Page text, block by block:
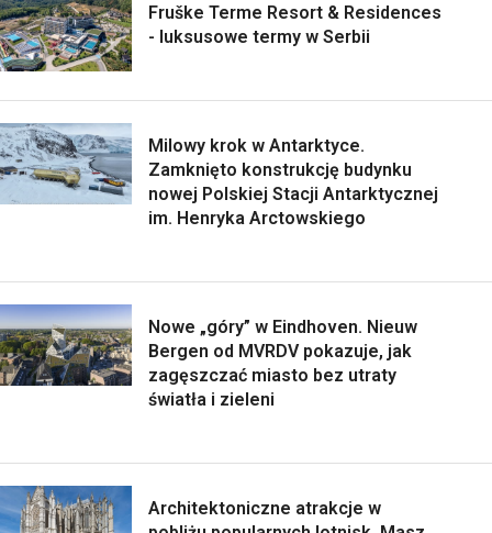
Fruške Terme Resort & Residences
- luksusowe termy w Serbii
Milowy krok w Antarktyce.
Zamknięto konstrukcję budynku
nowej Polskiej Stacji Antarktycznej
im. Henryka Arctowskiego
Nowe „góry” w Eindhoven. Nieuw
Bergen od MVRDV pokazuje, jak
zagęszczać miasto bez utraty
światła i zieleni
Architektoniczne atrakcje w